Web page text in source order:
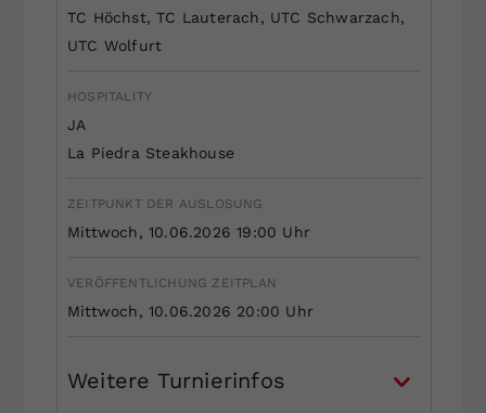
TC Höchst, TC Lauterach, UTC Schwarzach,
UTC Wolfurt
HOSPITALITY
JA
La Piedra Steakhouse
ZEITPUNKT DER AUSLOSUNG
Mittwoch, 10.06.2026 19:00 Uhr
VERÖFFENTLICHUNG ZEITPLAN
Mittwoch, 10.06.2026 20:00 Uhr
Weitere Turnierinfos